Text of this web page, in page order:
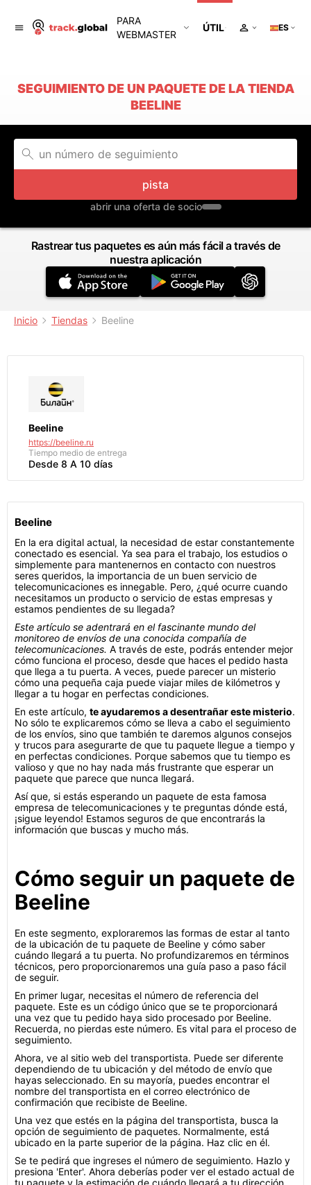
PARA
WEBMASTER
ÚTIL ES
SEGUIMIENTO DE UN PAQUETE DE LA TIENDA
BEELINE
pista
abrir una oferta de socio
Rastrear tus paquetes es aún más fácil a través de
nuestra aplicación
Inicio Tiendas Beeline
Beeline
https://beeline.ru
Tiempo medio de entrega
Desde 8 A 10 días
Beeline
En la era digital actual, la necesidad de estar constantemente
conectado es esencial. Ya sea para el trabajo, los estudios o
simplemente para mantenernos en contacto con nuestros
seres queridos, la importancia de un buen servicio de
telecomunicaciones es innegable. Pero, ¿qué ocurre cuando
necesitamos un producto o servicio de estas empresas y
estamos pendientes de su llegada?
Este artículo se adentrará en el fascinante mundo del
monitoreo de envíos de una conocida compañía de
telecomunicaciones. A través de este, podrás entender mejor
cómo funciona el proceso, desde que haces el pedido hasta
que llega a tu puerta. A veces, puede parecer un misterio
cómo una pequeña caja puede viajar miles de kilómetros y
llegar a tu hogar en perfectas condiciones.
En este artículo, te ayudaremos a desentrañar este misterio.
No sólo te explicaremos cómo se lleva a cabo el seguimiento
de los envíos, sino que también te daremos algunos consejos
y trucos para asegurarte de que tu paquete llegue a tiempo y
en perfectas condiciones. Porque sabemos que tu tiempo es
valioso y que no hay nada más frustrante que esperar un
paquete que parece que nunca llegará.
Así que, si estás esperando un paquete de esta famosa
empresa de telecomunicaciones y te preguntas dónde está,
¡sigue leyendo! Estamos seguros de que encontrarás la
información que buscas y mucho más.
Cómo seguir un paquete de
Beeline
En este segmento, exploraremos las formas de estar al tanto
de la ubicación de tu paquete de Beeline y cómo saber
cuándo llegará a tu puerta. No profundizaremos en términos
técnicos, pero proporcionaremos una guía paso a paso fácil
de seguir.
En primer lugar, necesitas el número de referencia del
paquete. Este es un código único que se te proporcionará
una vez que tu pedido haya sido procesado por Beeline.
Recuerda, no pierdas este número. Es vital para el proceso de
seguimiento.
Ahora, ve al sitio web del transportista. Puede ser diferente
dependiendo de tu ubicación y del método de envío que
hayas seleccionado. En su mayoría, puedes encontrar el
nombre del transportista en el correo electrónico de
confirmación que recibiste de Beeline.
Una vez que estés en la página del transportista, busca la
opción de seguimiento de paquetes. Normalmente, está
ubicado en la parte superior de la página. Haz clic en él.
Se te pedirá que ingreses el número de seguimiento. Hazlo y
presiona 'Enter'. Ahora deberías poder ver el estado actual de
tu paquete y la estimación de cuándo llegará a tu dirección.